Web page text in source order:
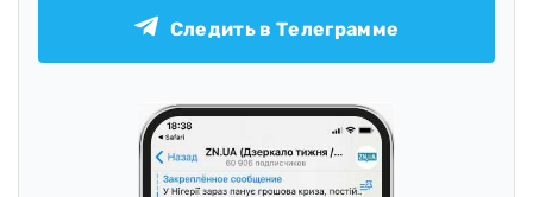
Следить в Телеграмме